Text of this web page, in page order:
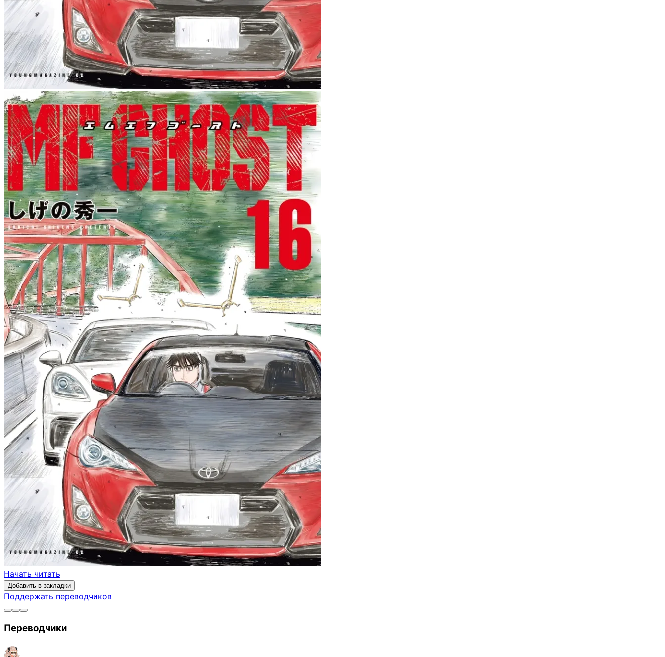
Начать читать
Добавить в закладки
Поддержать переводчиков
Переводчики